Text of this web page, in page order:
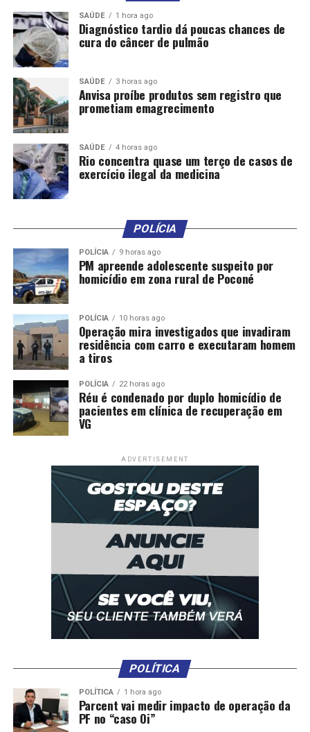
SAÚDE 1 hora ago
Diagnóstico tardio dá poucas chances de
cura do câncer de pulmão
SAÚDE 3 horas ago
Anvisa proíbe produtos sem registro que
prometiam emagrecimento
SAÚDE 4 horas ago
Rio concentra quase um terço de casos de
exercício ilegal da medicina
POLÍCIA
POLÍCIA 9 horas ago
PM apreende adolescente suspeito por
homicídio em zona rural de Poconé
POLÍCIA 10 horas ago
Operação mira investigados que invadiram
residência com carro e executaram homem
a tiros
POLÍCIA 22 horas ago
Réu é condenado por duplo homicídio de
pacientes em clínica de recuperação em
VG
ADVERTISEMENT
POLÍTICA
POLÍTICA 1 hora ago
Parcent vai medir impacto de operação da
PF no “caso Oi”